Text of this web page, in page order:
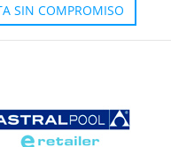
SIN COMPROMISO